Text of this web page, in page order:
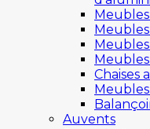
Chaises
Auvents